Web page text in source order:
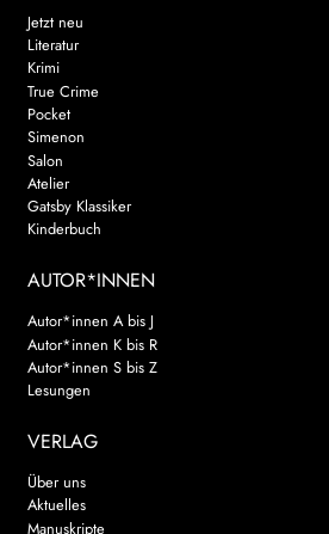
Jetzt neu
Literatur
Krimi
True Crime
Pocket
Simenon
Salon
Atelier
Gatsby Klassiker
Kinderbuch
AUTOR*INNEN
Autor*innen A bis J
Autor*innen K bis R
Autor*innen S bis Z
Lesungen
VERLAG
Über uns
Aktuelles
Manuskripte